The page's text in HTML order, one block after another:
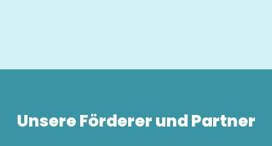
Unsere Förderer und Partner